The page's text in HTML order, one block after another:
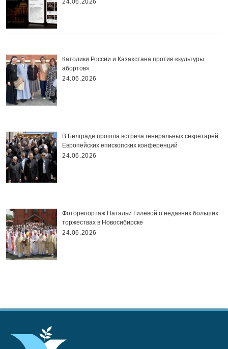
24.06.2026
Католики России и Казахстана против «культуры
абортов»
24.06.2026
В Белграде прошла встреча генеральных секретарей
Европейских епископских конференций
24.06.2026
Фоторепортаж Натальи Гилёвой о недавних больших
торжествах в Новосибирске
24.06.2026